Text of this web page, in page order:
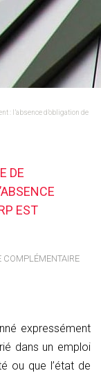
: l’absence d’obligation de
DE
EST
COMPLÉMENTAIRE
expressément
dans un emploi
ou que l’état de